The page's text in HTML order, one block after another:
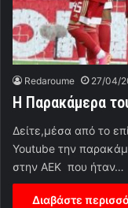
Redaroume 27/04/
Η Παρακάμερα
Δείτε,μέσα από το
Youtube την
στην ΑΕΚ που ήταν…
Διαβάστε